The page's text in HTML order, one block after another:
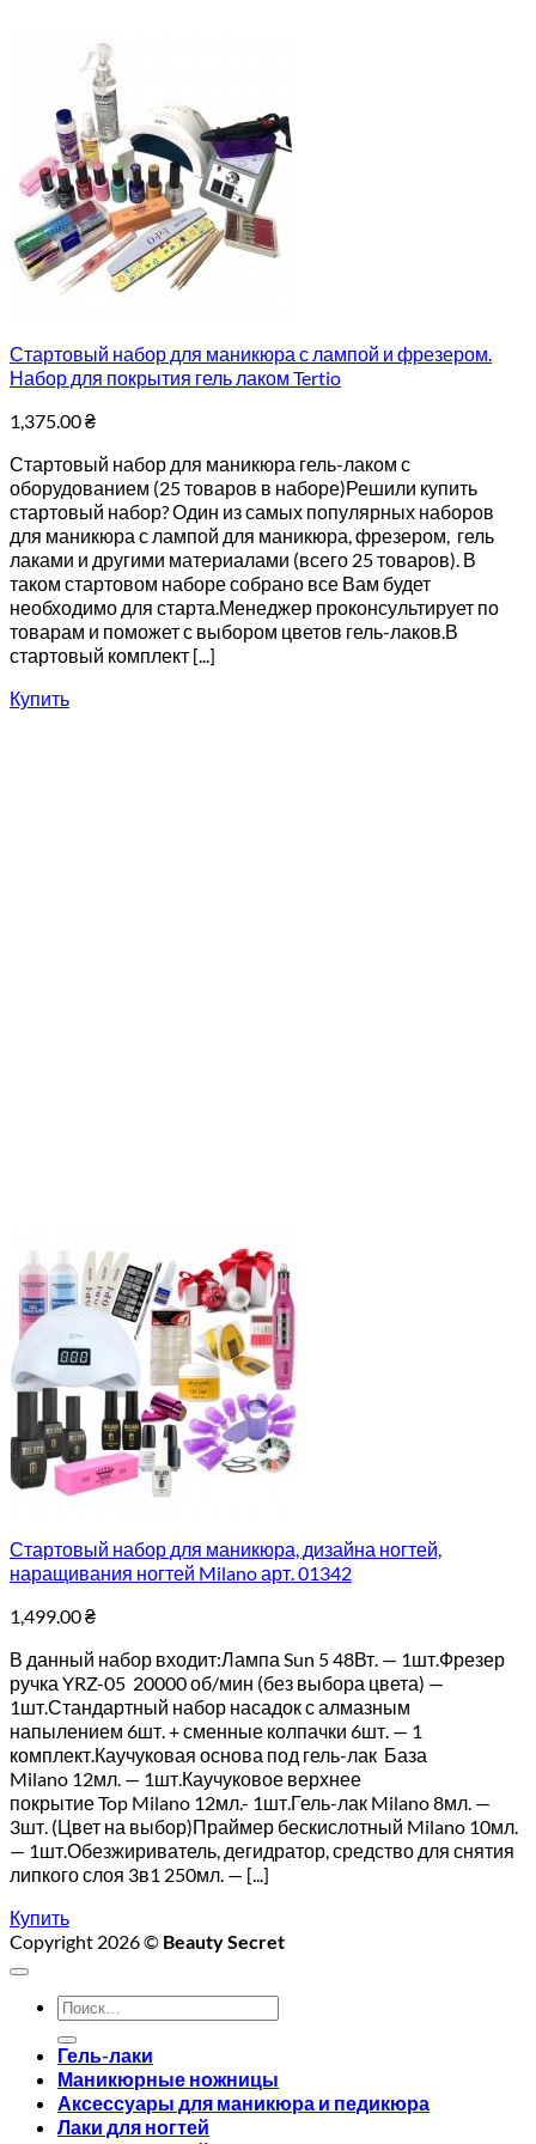
Стартовый набор для маникюра с лампой и фрезером.
Набор для покрытия гель лаком Tertio
1,375.00₴
Стартовый набор для маникюра гель-лаком с
оборудованием (25 товаров в наборе)Решили купить
стартовый набор? Один из самых популярных наборов
для маникюра с лампой для маникюра, фрезером, гель
лаками и другими материалами (всего 25 товаров). В
таком стартовом наборе собрано все Вам будет
необходимо для старта.Менеджер проконсультирует по
товарам и поможет с выбором цветов гель-лаков.В
стартовый комплект [...]
Купить
Стартовый набор для маникюра, дизайна ногтей,
наращивания ногтей Milano арт. 01342
1,499.00₴
В данный набор входит:Лампа Sun 5 48Вт. — 1шт.Фрезер
ручка YRZ-05 20000 об/мин (без выбора цвета) —
1шт.Стандартный набор насадок с алмазным
напылением 6шт. + сменные колпачки 6шт. — 1
комплект.Каучуковая основа под гель-лак База
Milano 12мл. — 1шт.Каучуковое верхнее
покрытие Top Milano 12мл.- 1шт.Гель-лак Milano 8мл. —
3шт. (Цвет на выбор)Праймер бескислотный Milano 10мл.
— 1шт.Обезжириватель, дегидратор, средство для снятия
липкого слоя 3в1 250мл. — [...]
Купить
Copyright 2026 © Beauty Secret
Искать:
Гель-лаки
Маникюрные ножницы
Аксессуары для маникюра и педикюра
Лаки для ногтей